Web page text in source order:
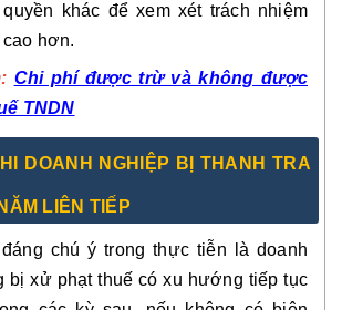
khác để xem xét trách nhiệm
hơn.
Chi phí được trừ và không được
TNDN
DOANH NGHIỆP BỊ THANH TRA
LIÊN TIẾP
chú ý trong thực tiễn là doanh
bị xử phạt thuế có xu hướng tiếp tục